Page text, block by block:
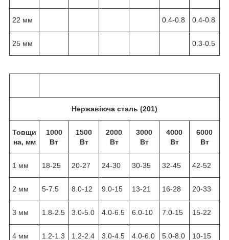
22 мм 0.4-0.8 0.4-0.8
25 мм 0.3-0.5
Нержавіюча сталь (201)
Товщи
на, мм
1000
Вт
1500
Вт
2000
Вт
3000
Вт
4000
Вт
6000
Вт
1 мм 18-25 20-27 24-30 30-35 32-45 42-52
2 мм 5-7.5 8.0-12 9.0-15 13-21 16-28 20-33
3 мм 1.8-2.5 3.0-5.0 4.0-6.5 6.0-10 7.0-15 15-22
4 мм 1.2-1.3 1.2-2.4 3.0-4.5 4.0-6.0 5.0-8.0 10-15